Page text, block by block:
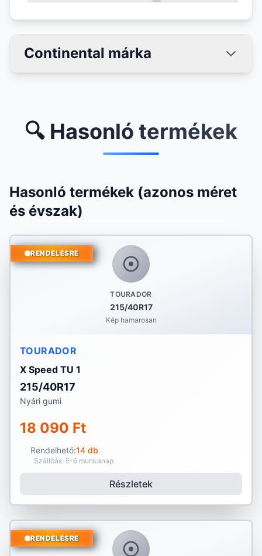
Continental márka
🔍 Hasonló termékek
Hasonló termékek (azonos méret
és évszak)
TOURADOR
215/40R17
Kép hamarosan
RENDELÉSRE
TOURADOR
X Speed TU 1
215/40R17
Nyári gumi
18 090 Ft
Rendelhető:14 db
Szállítás: 5-6 munkanap
Részletek
RENDELÉSRE